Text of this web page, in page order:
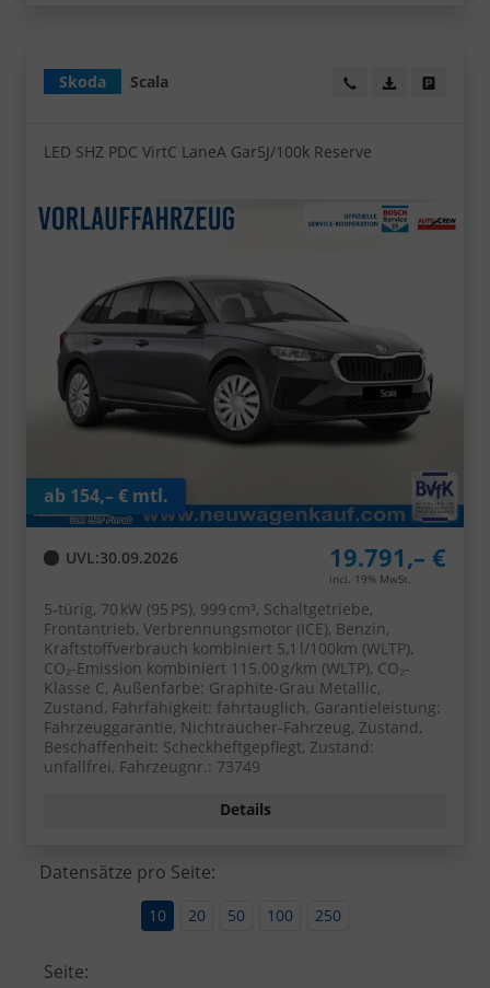
Skoda Scala Wir rufen Sie an!
PDF-Datei,
LED SHZ PDC VirtC LaneA Gar5J/100k Reserve
UVL:30.09.2026 19.791,– €
incl. 19% MwSt.
ab 154,– € mtl.
5-türig, 70 kW (95 PS), 999 cm³, Schaltgetriebe,
Frontantrieb, Verbrennungsmotor (ICE), Benzin,
Kraftstoffverbrauch kombiniert 5,1 l/100km (WLTP),
CO₂-Emission kombiniert 115.00 g/km (WLTP), CO₂-
Klasse C, Außenfarbe: Graphite-Grau Metallic,
Zustand, Fahrfähigkeit: fahrtauglich, Garantieleistung:
Fahrzeuggarantie, Nichtraucher-Fahrzeug, Zustand,
Beschaffenheit: Scheckheftgepflegt, Zustand:
unfallfrei, Fahrzeugnr.: 73749
Details
Datensätze pro Seite:
10 20 50 100 250
Seite: